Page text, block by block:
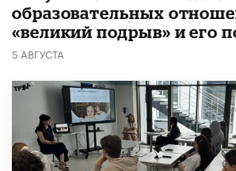
образовательных
«великий подрыв» и его
5 АВГУСТА